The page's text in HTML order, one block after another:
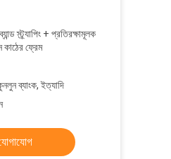
স্ট্র্যাপিং + প্রতিরক্ষামূলক
কাঠের ফ্রেম
ব্যাংক, ইত্যাদি